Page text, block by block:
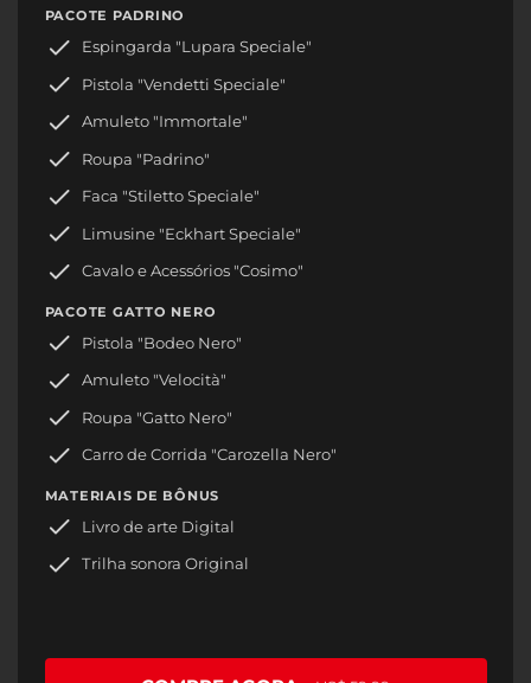
PACOTE PADRINO
Espingarda "Lupara Speciale"
Pistola "Vendetti Speciale"
Amuleto "Immortale"
Roupa "Padrino"
Faca "Stiletto Speciale"
Limusine "Eckhart Speciale"
Cavalo e Acessórios "Cosimo"
PACOTE GATTO NERO
Pistola "Bodeo Nero"
Amuleto "Velocità"
Roupa "Gatto Nero"
Carro de Corrida "Carozella Nero"
MATERIAIS DE BÔNUS
Livro de arte Digital
Trilha sonora Original